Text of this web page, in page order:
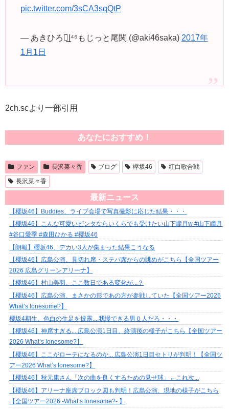
pic.twitter.com/3sCA3sqQtP
— あきひろ◢͟|⁴⁶もじっと尾関 (@aki46saka) 2017年
1月1日
2ch.scより一部引用
あなたにおすすめ！
ファン 長沢菜々香 ブログ 欅坂46
紅白歌合戦
長沢菜々香
最新ニュース
【櫻坂46】Buddies、ライブ会場で写真撮影に応じた結果・・・
​【櫻坂46】こんな可愛いビンタならいくらでも受けたい山下瞳月w #山下瞳月
#谷口愛季 #森田ひかる #櫻坂46
【朗報】櫻坂46、デカい3人が集まった結果こうなる
【櫻坂46】広島公演、見切れ席・ステバ席からの眺めがこちら【全国ツアー
2026 広島グリーンアリーナ】
【櫻坂46】村山美羽、ここ数日である変化が...？
【櫻坂46】広島公演、まさかの形であの方が参戦していた【全国ツアー2026
What’s lonesome?】
櫻坂4期生、色白の生足を披露....我慢できる男０人だろ・・・
【櫻坂46】神席すぎる... 広島公演1日目、終演後の様子がこちら【全国ツアー
2026 What’s lonesome?】
【櫻坂46】ここがローテになるのか... 広島公演1日目セトリが判明！【全国ツ
アー2026 What’s lonesome?】
【櫻坂46】秋元康さん「次の曲を良くするための見せ球」←これ次...
【櫻坂46】アリーナ座席ブロック図も判明！広島公演、現地の様子がこちら
【全国ツアー2026 -What’s lonesome?- 】